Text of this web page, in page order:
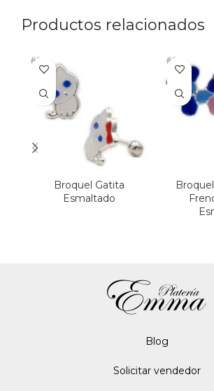
Productos relacionados
Broquel Gatita
Esmaltado
Blog
Solicitar vendedor